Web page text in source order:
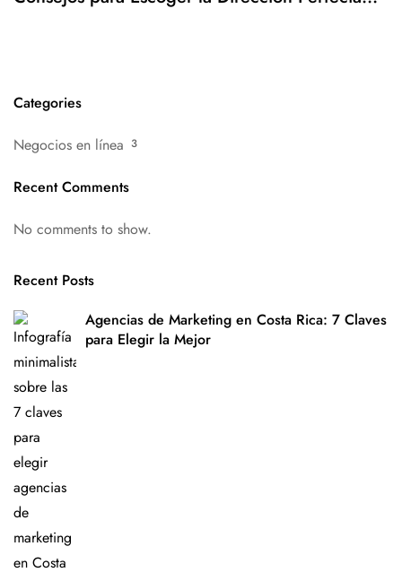
Categories
Negocios en línea 3
Recent Comments
No comments to show.
Recent Posts
Agencias de Marketing en Costa Rica: 7 Claves
para Elegir la Mejor